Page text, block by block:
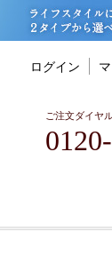
ログイン
ご注文ダイヤ